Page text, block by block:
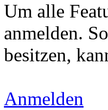
Um alle
anmelden.
besitzen,
Anmelden